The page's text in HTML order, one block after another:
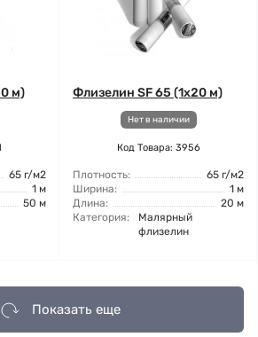
м)
65 г/м2
1 м
50 м
Флизелин SF 65 (1x20 м)
Нет в наличии
Код Товара: 3956
Плотность:
65 г/м2
Ширина:
1 м
Длина:
20 м
Категория:
Малярный
флизелин
Показать еще